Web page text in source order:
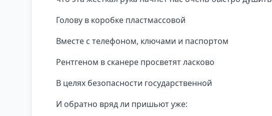
Голову в коробке пластмассовой
Вместе с телефоном, ключами и паспортом
Рентгеном в сканере просветят ласково
В целях безопасности государственной
И обратно вряд ли пришьют уже: